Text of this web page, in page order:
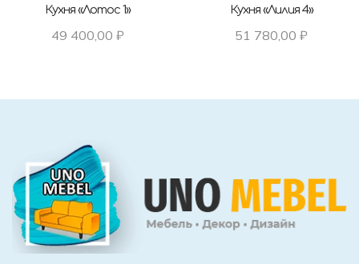
Кухня «Лотос 1»
49 400,00 ₽
Кухня «Лилия 4»
51 780,00 ₽